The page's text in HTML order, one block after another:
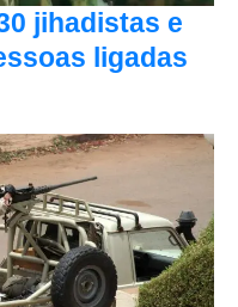
jihadistas e
ligadas